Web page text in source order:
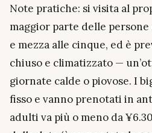
Note pratiche: si visita al
maggior parte delle
e mezza alle cinque, ed è
chiuso e climatizzato —
giornate calde o piovose. I
fisso e vanno prenotati in
adulti va più o meno da